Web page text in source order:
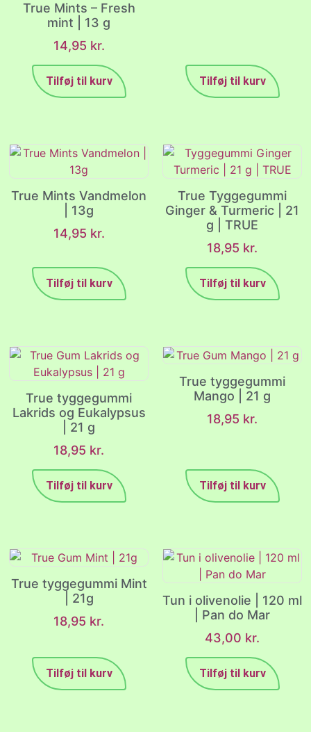
True Mints – Fresh
mint | 13 g
14,95 kr.
Tilføj til kurv Tilføj til kurv
True Mints Vandmelon
| 13g
14,95 kr.
Tilføj til kurv
True Tyggegummi
Ginger & Turmeric | 21
g | TRUE
18,95 kr.
Tilføj til kurv
True tyggegummi
Lakrids og Eukalypsus
| 21 g
18,95 kr.
Tilføj til kurv
True tyggegummi
Mango | 21 g
18,95 kr.
Tilføj til kurv
True tyggegummi Mint
| 21g
18,95 kr.
Tilføj til kurv
Tun i olivenolie | 120 ml
| Pan do Mar
43,00 kr.
Tilføj til kurv